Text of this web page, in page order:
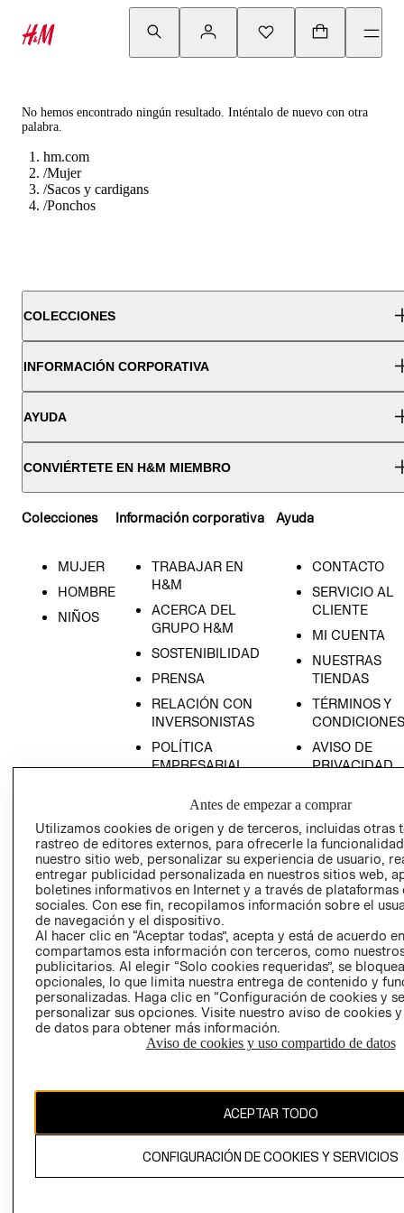
No hemos encontrado ningún resultado. Inténtalo de nuevo con otra
palabra.
hm.com
/Mujer
/Sacos y cardigans
/Ponchos
COLECCIONES
INFORMACIÓN CORPORATIVA
AYUDA
CONVIÉRTETE EN H&M MIEMBRO
Colecciones
MUJER
HOMBRE
NIÑOS
Información corporativa
TRABAJAR EN
H&M
ACERCA DEL
GRUPO H&M
SOSTENIBILIDAD
PRENSA
RELACIÓN CON
INVERSONISTAS
POLÍTICA
EMPRESARIAL
Ayuda
CONTACTO
SERVICIO AL
CLIENTE
MI CUENTA
NUESTRAS
TIENDAS
TÉRMINOS Y
CONDICIONES
AVISO DE
PRIVACIDAD
AVISO DE
COOKIES
LIBRO DE
Ecuador ($)
CAMBIAR REGIÓN
El contenido de esta página web está protegido por copyright y es
propiedad de H&M Hennes & Mauritz AB.
Antes de empezar a comprar
Utilizamos cookies de origen y de terceros, incluidas otras
rastreo de editores externos, para ofrecerle la
nuestro sitio web, personalizar su experiencia de usuario,
entregar publicidad personalizada en nuestros sitios web,
boletines informativos en Internet y a través de plataformas
sociales. Con ese fin, recopilamos información sobre el
de navegación y el dispositivo.
Al hacer clic en “Aceptar todas”, acepta y está de acuerdo
compartamos esta información con terceros, como
publicitarios. Al elegir “Solo cookies requeridas”, se
opcionales, lo que limita nuestra entrega de contenido y
personalizadas. Haga clic en “Configuración de cookies y
personalizar sus opciones. Visite nuestro aviso de cookies
de datos para obtener más información.
Aviso de cookies y uso compartido de datos
ACEPTAR TODO
CONFIGURACIÓN DE COOKIES Y SERVICIOS